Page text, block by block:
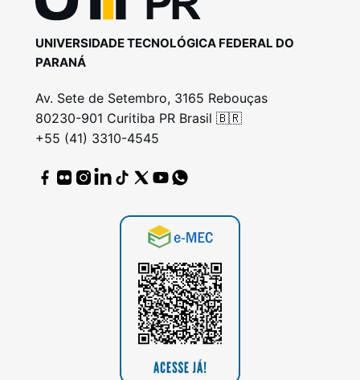
UNIVERSIDADE TECNOLÓGICA FEDERAL DO
PARANÁ
Av. Sete de Setembro, 3165 Rebouças
80230-901 Curitiba PR Brasil 🇧🇷
+55 (41) 3310-4545